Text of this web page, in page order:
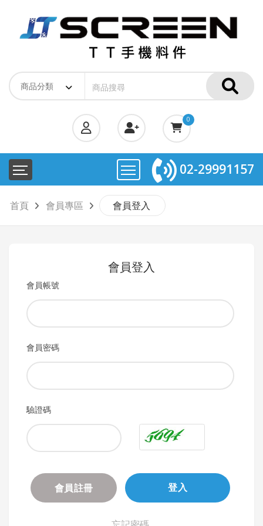
0
02-29991157
首頁 會員專區 會員登入
會員登入
會員帳號
會員密碼
驗證碼
會員註冊 登入